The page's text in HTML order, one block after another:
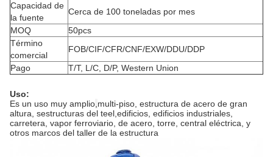
Capacidad de
la fuente
Cerca de 100 toneladas por mes
MOQ
50pcs
Término
comercial
FOB/CIF/CFR/CNF/EXW/DDU/DDP
Pago
T/T, L/C, D/P, Western Union
Uso:
Es un uso muy amplio multi-piso, estructura de acero de gran
altura, sestructuras del teel, edificios, edificios industriales,
carretera, vapor ferroviario, de acero, torre, central eléctrica, y
otros marcos del taller de la estructura